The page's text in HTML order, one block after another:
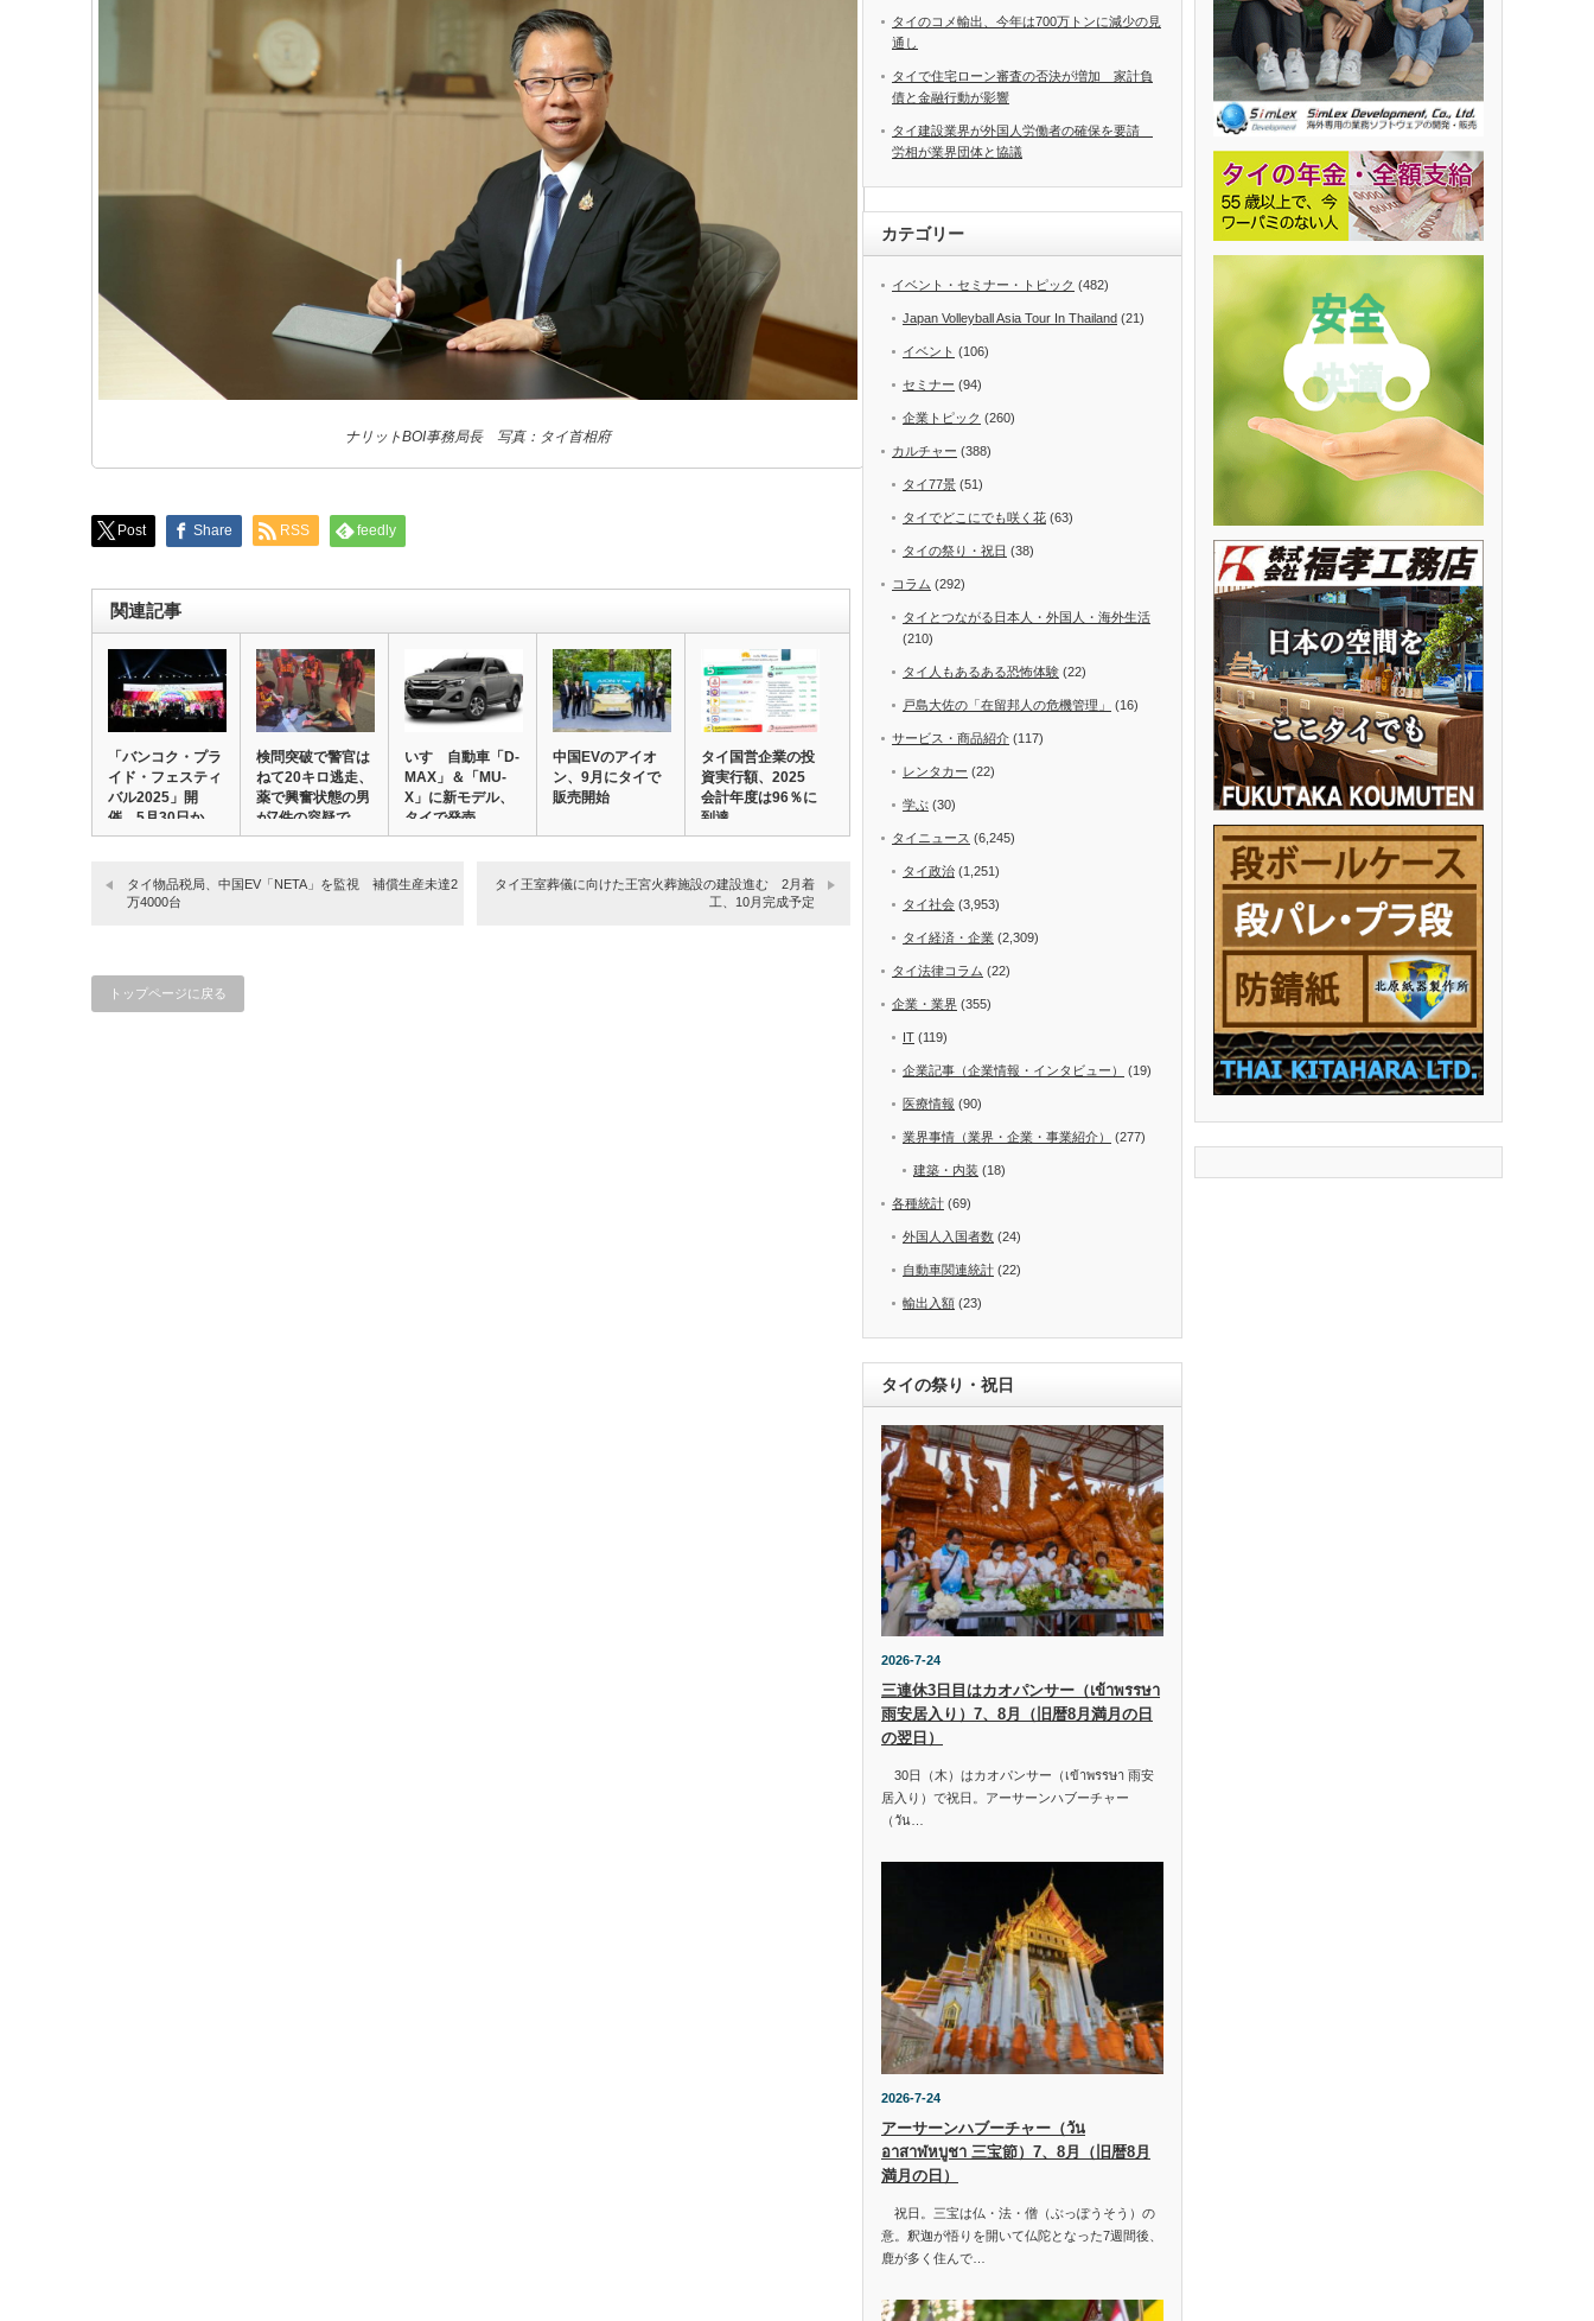
ナリットBOI事務局長 写真：タイ首相府
Post Share RSS feedly
関連記事
「バンコク・プラ
イド・フェスティ
バル2025」開
催 5月30日か…
検問突破で警官は
ねて20キロ逃走、
薬で興奮状態の男
が7件の容疑で…
いすゞ自動車「D-
MAX」＆「MU-
X」に新モデル、
タイで発売
中国EVのアイオ
ン、9月にタイで
販売開始
タイ国営企業の投
資実行額、2025
会計年度は96％に
到達
タイ物品税局、中国EV「NETA」を監視 補償生産未達2
万4000台
タイ王室葬儀に向けた王宮火葬施設の建設進む 2月着
工、10月完成予定
トップページに戻る
タイのコメ輸出、今年は700万トンに減少の見
通し
タイで住宅ローン審査の否決が増加 家計負
債と金融行動が影響
タイ建設業界が外国人労働者の確保を要請
労相が業界団体と協議
カテゴリー
イベント・セミナー・トピック (482)
Japan Volleyball Asia Tour In Thailand (21)
イベント (106)
セミナー (94)
企業トピック (260)
カルチャー (388)
タイ77景 (51)
タイでどこにでも咲く花 (63)
タイの祭り・祝日 (38)
コラム (292)
タイとつながる日本人・外国人・海外生活
(210)
タイ人もあるある恐怖体験 (22)
戸島大佐の「在留邦人の危機管理」 (16)
サービス・商品紹介 (117)
レンタカー (22)
学ぶ (30)
タイニュース (6,245)
タイ政治 (1,251)
タイ社会 (3,953)
タイ経済・企業 (2,309)
タイ法律コラム (22)
企業・業界 (355)
IT (119)
企業記事（企業情報・インタビュー） (19)
医療情報 (90)
業界事情（業界・企業・事業紹介） (277)
建築・内装 (18)
各種統計 (69)
外国人入国者数 (24)
自動車関連統計 (22)
輸出入額 (23)
タイの祭り・祝日
2026-7-24
三連休3日目はカオパンサー（เข้าพรรษา
雨安居入り）7、8月（旧暦8月満月の日
の翌日）
30日（木）はカオパンサー（เข้าพรรษา 雨安
居入り）で祝日。アーサーンハブーチャー
（วัน…
2026-7-24
アーサーンハブーチャー（วัน
อาสาฬหบูชา 三宝節）7、8月（旧暦8月
満月の日）
祝日。三宝は仏・法・僧（ぶっぽうそう）の
意。釈迦が悟りを開いて仏陀となった7週間後、
鹿が多く住んで…